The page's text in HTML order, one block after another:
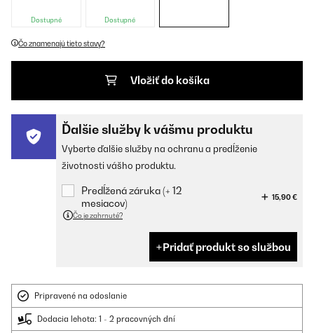
Dostupné Dostupné
Čo znamenajú tieto stavy?
Vložiť do košíka
Ďalšie služby k vášmu produktu
Vyberte ďalšie služby na ochranu a predĺženie
životnosti vášho produktu.
Predĺžená záruka (+ 12
mesiacov)
15,90 €
Čo je zahrnuté?
Pridať produkt so službou
Pripravené na odoslanie
Dodacia lehota: 1 - 2 pracovných dní